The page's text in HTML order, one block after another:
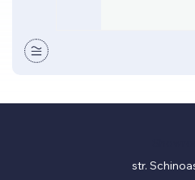
str.